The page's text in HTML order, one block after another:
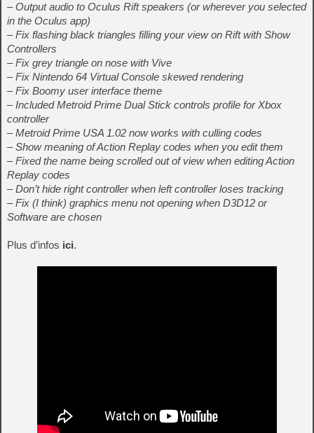
– Output audio to Oculus Rift speakers (or wherever you selected
in the Oculus app)
– Fix flashing black triangles filling your view on Rift with Show
Controllers
– Fix grey triangle on nose with Vive
– Fix Nintendo 64 Virtual Console skewed rendering
– Fix Boomy user interface theme
– Included Metroid Prime Dual Stick controls profile for Xbox
controller
– Metroid Prime USA 1.02 now works with culling codes
– Show meaning of Action Replay codes when you edit them
– Fixed the name being scrolled out of view when editing Action
Replay codes
– Don’t hide right controller when left controller loses tracking
– Fix (I think) graphics menu not opening when D3D12 or
Software are chosen
Plus d’infos ici.